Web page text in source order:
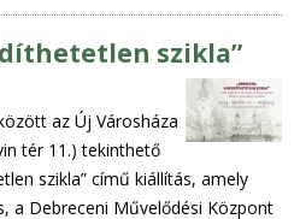
szikla”
az Új Városháza
tér 11.) tekinthető
szikla” című kiállítás, amely
a Debreceni Művelődési Központ